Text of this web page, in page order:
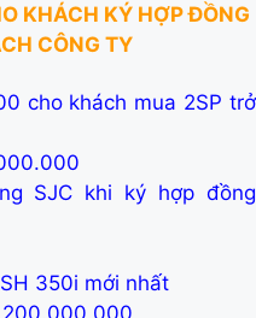
KHÁCH KÝ HỢP ĐỒNG
CÔNG TY
cho khách mua 2SP trở
SJC khi ký hợp đồng
350i mới nhất
200.000.000